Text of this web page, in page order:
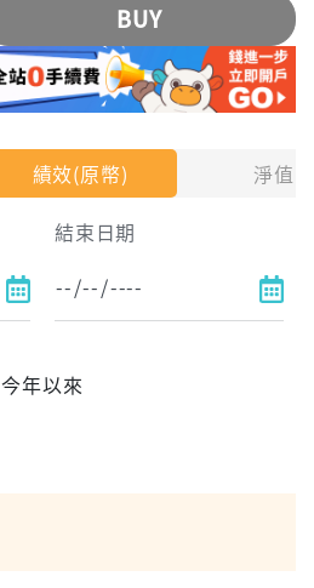
績效(原幣)
淨值
結束日期
今年以來
BUY